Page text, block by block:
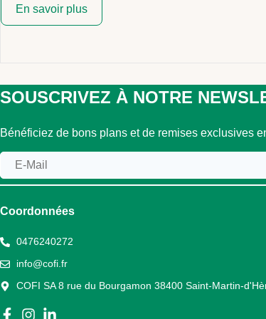
En savoir plus
SOUSCRIVEZ À NOTRE
Bénéficiez de bons plans et de remises exclusives
Coordonnées
0476240272
info@cofi.fr
COFI SA 8 rue du Bourgamon 38400 Saint-Martin-